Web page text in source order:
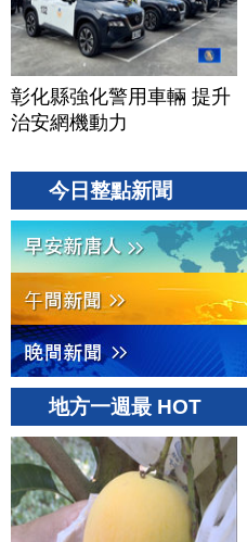
彰化縣強化警用車輛 提升
治安網機動力
今日整點新聞
地方一週最 HOT